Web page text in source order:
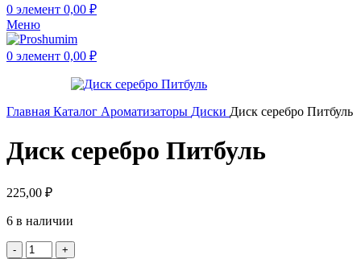
0 элемент 0,00 ₽
Меню
0 элемент 0,00 ₽
Главная Каталог Ароматизаторы Диски Диск серебро Питбуль
Диск серебро Питбуль
225,00 ₽
6 в наличии